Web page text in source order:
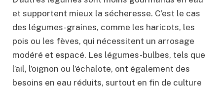
et supportent mieux la sécheresse. C’est le cas
des légumes-graines, comme les haricots, les
pois ou les fèves, qui nécessitent un arrosage
modéré et espacé. Les légumes-bulbes, tels que
l’ail, l’oignon ou l’échalote, ont également des
besoins en eau réduits, surtout en fin de culture